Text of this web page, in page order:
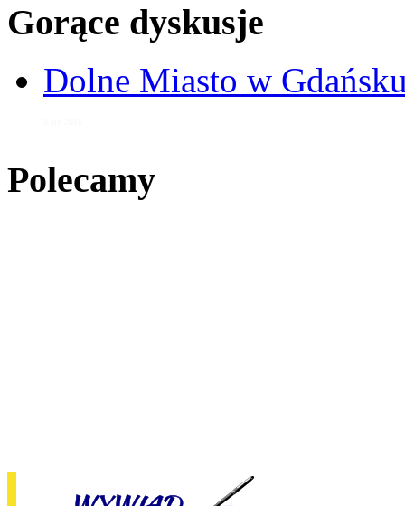
Gorące dyskusje
Dolne Miasto w
Polecamy